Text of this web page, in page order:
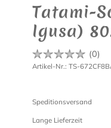
Tatami-
Igusa)
(0)
Artikel-Nr.: TS-
Speditionsversand
Lange Lieferzeit